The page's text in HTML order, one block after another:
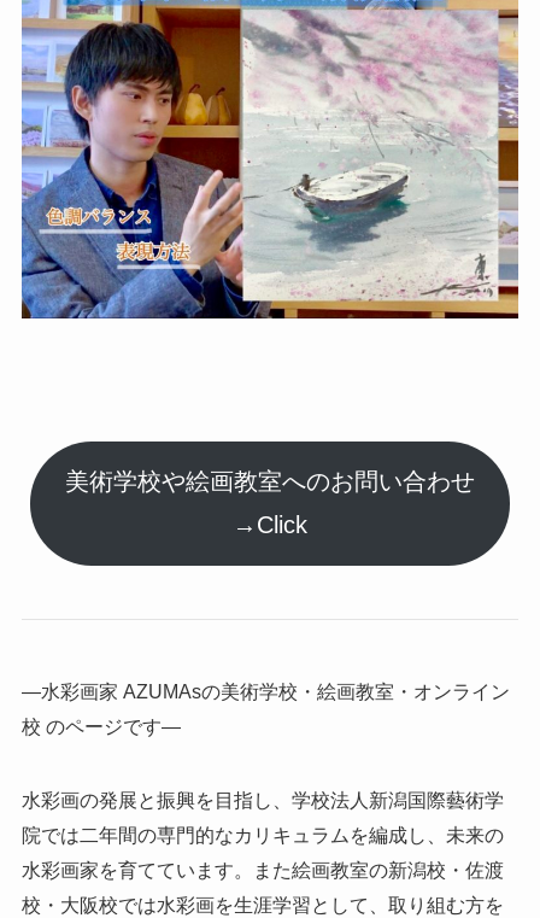
美術学校や絵画教室へのお問い合わせ
→Click
―水彩画家 AZUMAsの美術学校・絵画教室・オンライン
校 のページです―
水彩画の発展と振興を目指し、学校法人新潟国際藝術学
院では二年間の専門的なカリキュラムを編成し、未来の
水彩画家を育てています。また絵画教室の新潟校・佐渡
校・大阪校では水彩画を生涯学習として、取り組む方を